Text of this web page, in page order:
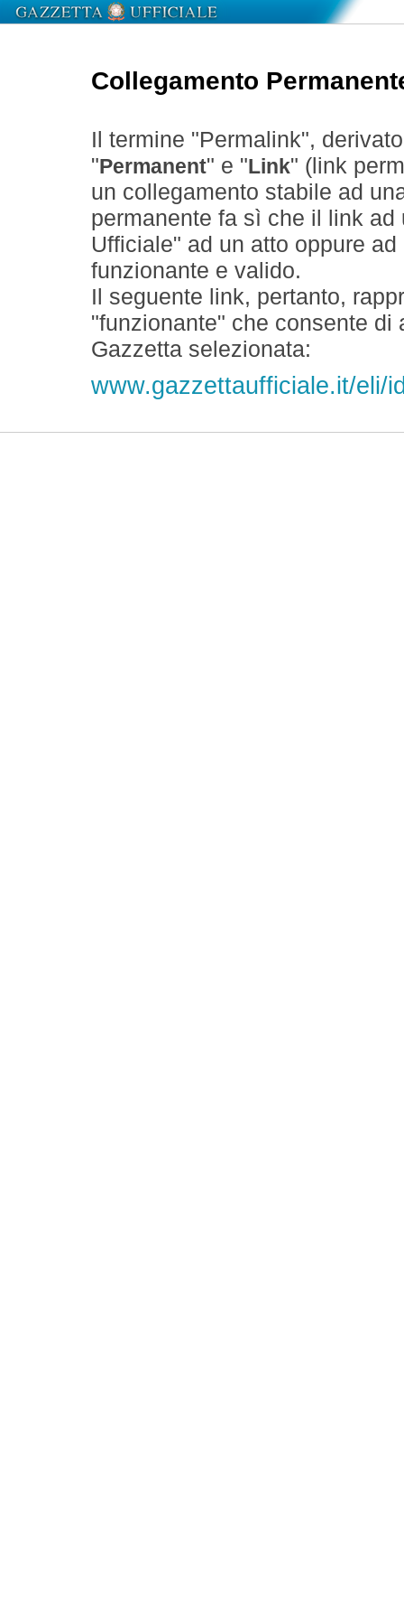
Collegamento
Il termine "Permalink",
" Permanent" e " Link" (link
un collegamento stabile ad
permanente fa sì che il link
Ufficiale" ad un atto oppure
funzionante e valido.
Il seguente link, pertanto,
"funzionante" che consente
Gazzetta selezionata:
www.gazzettaufficiale.it/eli/